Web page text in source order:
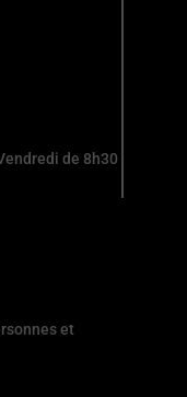
de 8h30
et